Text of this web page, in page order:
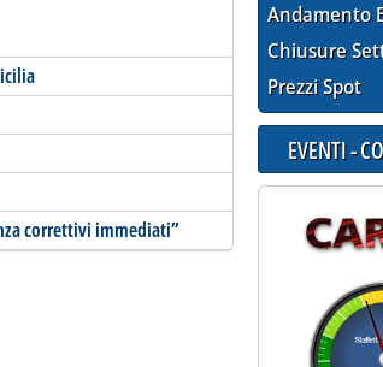
correttivi immediati”
Andamento
Chiusure
Prezzi Spot
EVENTI -